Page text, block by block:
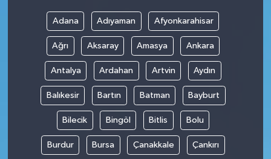
Adana Adıyaman Afyonkarahisar
Ağrı Aksaray Amasya Ankara
Antalya Ardahan Artvin Aydın
Balıkesir Bartın Batman Bayburt
Bilecik Bingöl Bitlis Bolu
Burdur Bursa Çanakkale Çankırı